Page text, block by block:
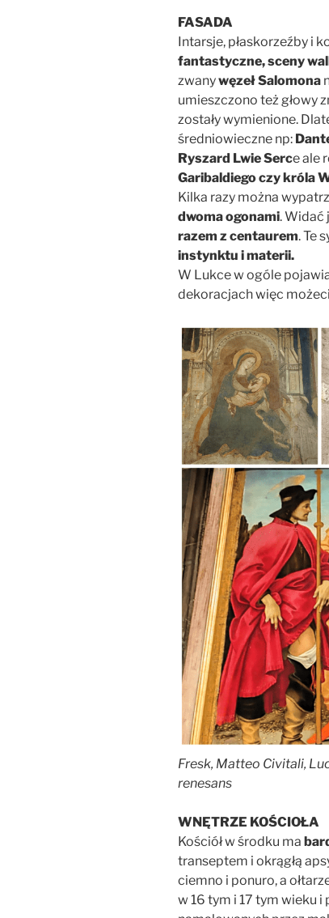
FASADA
Intarsje, płaskorzeźby i
fantastyczne, sceny
zwanywęzeł Salomona
umieszczono też głowy
zostały wymienione.
średniowieczne np:
Ryszard Lwie Serce ale
Garibaldiego czy króla
Kilka razy można
dwoma ogonami. Widać
razem z centaurem. Te
instynktu i materii.
W Lukce w ogóle
dekoracjach więc
Fresk, Matteo Civitali,
renesans
WNĘTRZE KOŚCIOŁA
Kościół w środku ma
transeptem i okrągłą
ciemno i ponuro, a
w 16 tym i 17 tym wieku